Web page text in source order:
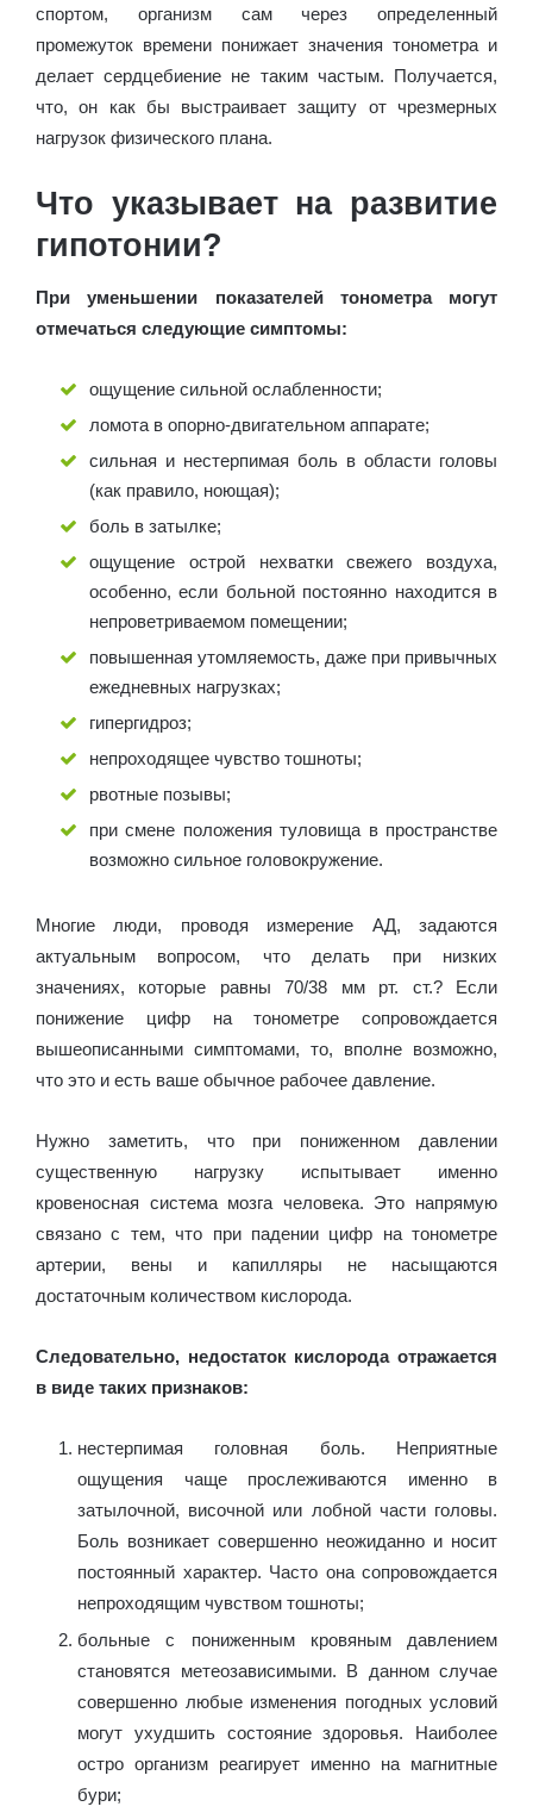
спортом, организм сам через определенный
промежуток времени понижает значения тонометра и
делает сердцебиение не таким частым. Получается,
что, он как бы выстраивает защиту от чрезмерных
нагрузок физического плана.
Что указывает на развитие
гипотонии?
При уменьшении показателей тонометра могут
отмечаться следующие симптомы:
ощущение сильной ослабленности;
ломота в опорно-двигательном аппарате;
сильная и нестерпимая боль в области головы
(как правило, ноющая);
боль в затылке;
ощущение острой нехватки свежего воздуха,
особенно, если больной постоянно находится в
непроветриваемом помещении;
повышенная утомляемость, даже при привычных
ежедневных нагрузках;
гипергидроз;
непроходящее чувство тошноты;
рвотные позывы;
при смене положения туловища в пространстве
возможно сильное головокружение.
Многие люди, проводя измерение АД, задаются
актуальным вопросом, что делать при низких
значениях, которые равны 70/38 мм рт. ст.? Если
понижение цифр на тонометре сопровождается
вышеописанными симптомами, то, вполне возможно,
что это и есть ваше обычное рабочее давление.
Нужно заметить, что при пониженном давлении
существенную нагрузку испытывает именно
кровеносная система мозга человека. Это напрямую
связано с тем, что при падении цифр на тонометре
артерии, вены и капилляры не насыщаются
достаточным количеством кислорода.
Следовательно, недостаток кислорода отражается
в виде таких признаков:
нестерпимая головная боль. Неприятные
ощущения чаще прослеживаются именно в
затылочной, височной или лобной части головы.
Боль возникает совершенно неожиданно и носит
постоянный характер. Часто она сопровождается
непроходящим чувством тошноты;
больные с пониженным кровяным давлением
становятся метеозависимыми. В данном случае
совершенно любые изменения погодных условий
могут ухудшить состояние здоровья. Наиболее
остро организм реагирует именно на магнитные
бури;